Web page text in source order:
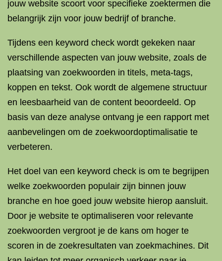
jouw website scoort voor specifieke zoektermen die
belangrijk zijn voor jouw bedrijf of branche.
Tijdens een keyword check wordt gekeken naar
verschillende aspecten van jouw website, zoals de
plaatsing van zoekwoorden in titels, meta-tags,
koppen en tekst. Ook wordt de algemene structuur
en leesbaarheid van de content beoordeeld. Op
basis van deze analyse ontvang je een rapport met
aanbevelingen om de zoekwoordoptimalisatie te
verbeteren.
Het doel van een keyword check is om te begrijpen
welke zoekwoorden populair zijn binnen jouw
branche en hoe goed jouw website hierop aansluit.
Door je website te optimaliseren voor relevante
zoekwoorden vergroot je de kans om hoger te
scoren in de zoekresultaten van zoekmachines. Dit